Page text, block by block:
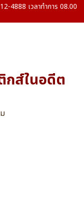
4888 เวลาทำการ 08.00
กส์ในอดีต